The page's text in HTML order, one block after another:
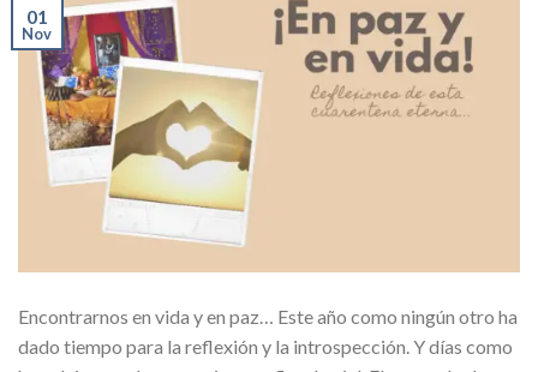
01
Nov
Encontrarnos en vida y en paz… Este año como ningún otro ha
dado tiempo para la reflexión y la introspección. Y días como